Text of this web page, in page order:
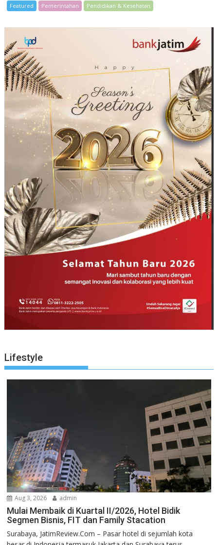
Featured Pemerintahan Pendidikan & Kesehatan
Lifestyle
Aug 3, 2026 admin
Mulai Membaik di Kuartal II/2026, Hotel Bidik
Segmen Bisnis, FIT dan Family Stacation
Surabaya, JatimReview.Com – Pasar hotel di sejumlah kota